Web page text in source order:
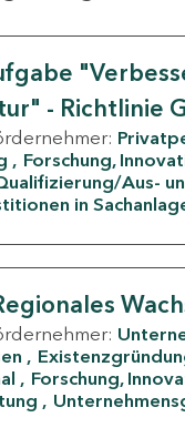
- Richtlinie
Forschung,
Aus-
in
Forschung,